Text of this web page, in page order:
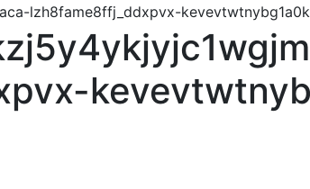
lzh8fame8ffj_ddxpvx-